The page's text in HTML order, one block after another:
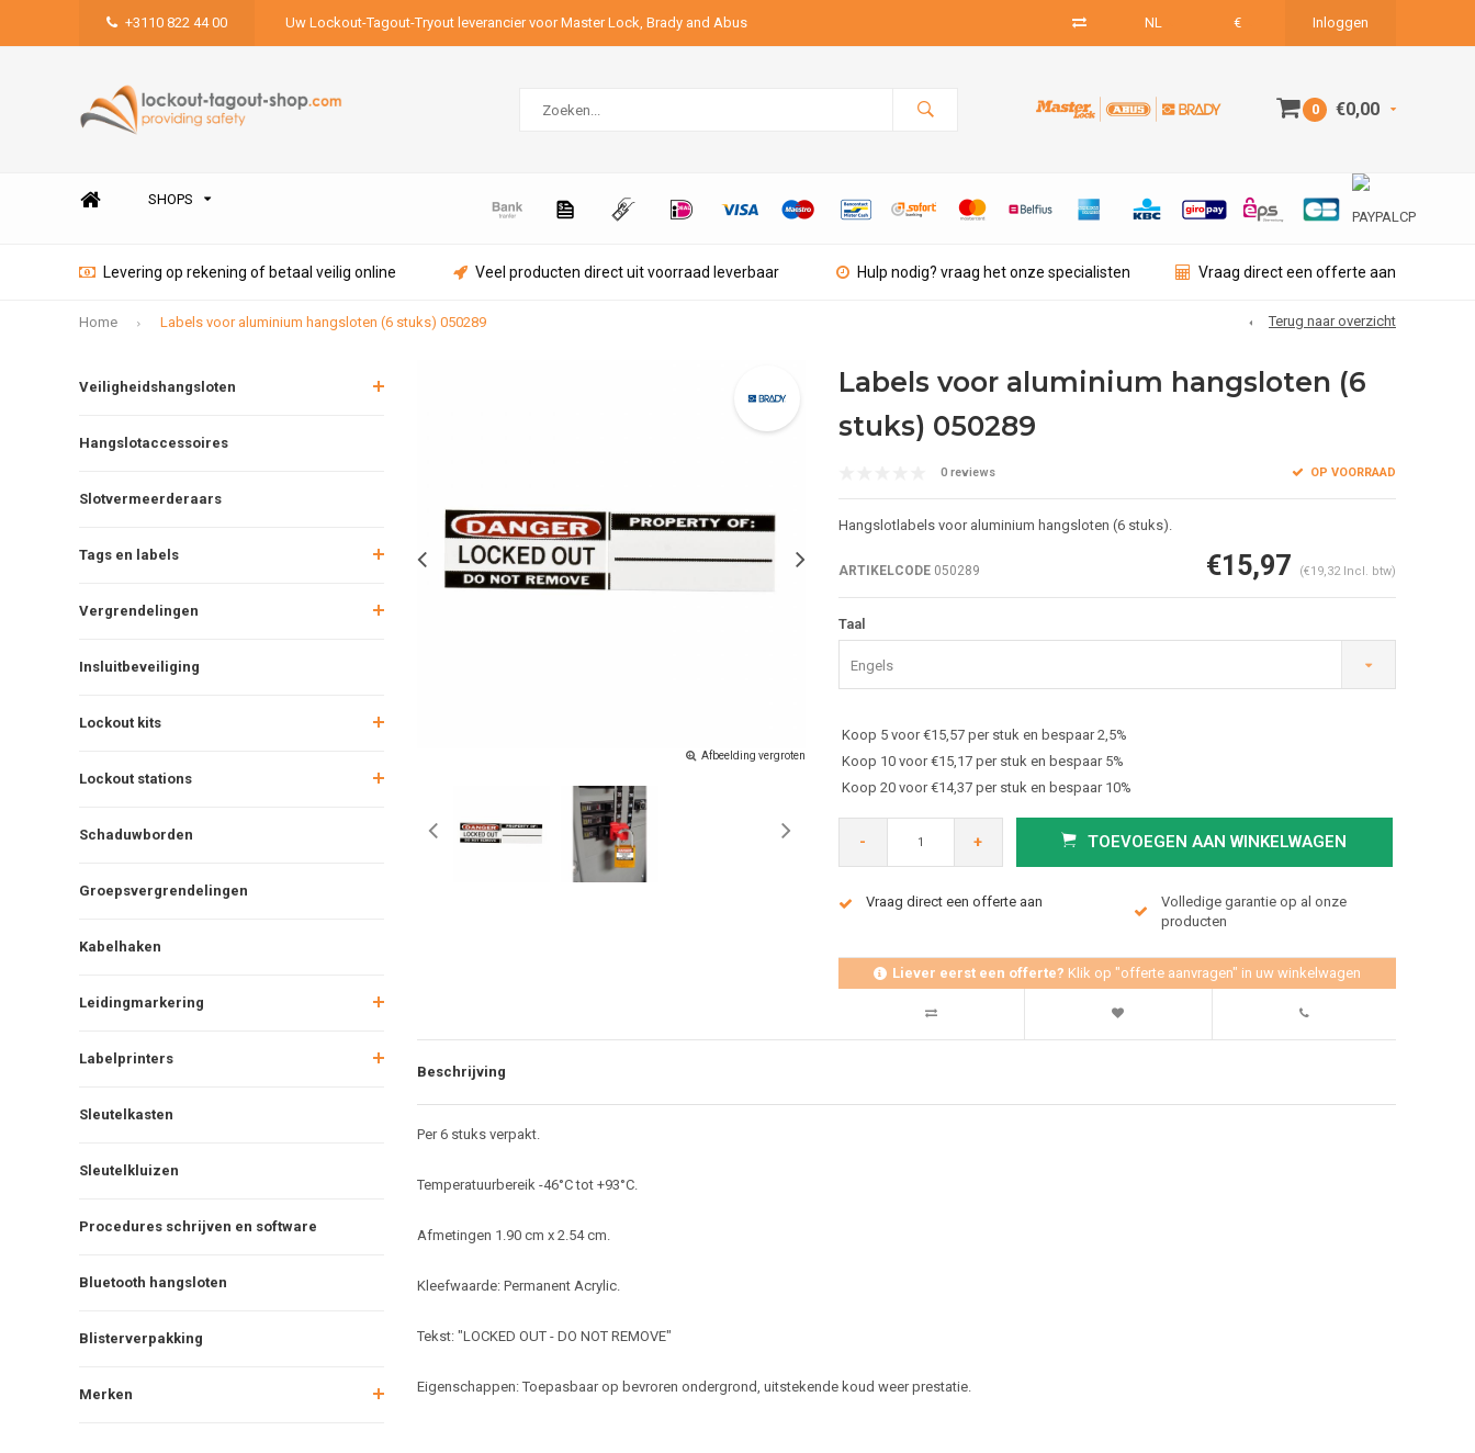
+3110 822 44 00 Uw Lockout-Tagout-Tryout leverancier voor Master Lock, Brady and Abus NL € Inloggen
0 €0,00
SHOPS
Levering op rekening of betaal veilig online Veel producten direct uit voorraad leverbaar Hulp nodig? vraag het onze specialisten Vraag direct een offerte aan
Home Labels voor aluminium hangsloten (6 stuks) 050289 Terug naar overzicht
Veiligheidshangsloten
Hangslotaccessoires
Slotvermeerderaars
Tags en labels
Vergrendelingen
Insluitbeveiliging
Lockout kits
Lockout stations
Schaduwborden
Groepsvergrendelingen
Kabelhaken
Leidingmarkering
Labelprinters
Sleutelkasten
Sleutelkluizen
Procedures schrijven en software
Bluetooth hangsloten
Blisterverpakking
Merken
Afbeelding vergroten Afbeelding vergroten
Labels voor aluminium hangsloten (6
stuks) 050289
0 reviews OP VOORRAAD
Hangslotlabels voor aluminium hangsloten (6 stuks).
ARTIKELCODE050289 €15,97 (€19,32 Incl. btw)
Taal
Engels
Koop 5 voor €15,57 per stuk en bespaar 2,5%
Koop 10 voor €15,17 per stuk en bespaar 5%
Koop 20 voor €14,37 per stuk en bespaar 10%
- + TOEVOEGEN AAN WINKELWAGEN
Vraag direct een offerte aan
Volledige garantie op al onze
producten
Liever eerst een offerte? Klik op "offerte aanvragen" in uw winkelwagen
Beschrijving
Per 6 stuks verpakt.
Temperatuurbereik -46°C tot +93°C.
Afmetingen 1.90 cm x 2.54 cm.
Kleefwaarde: Permanent Acrylic.
Tekst: "LOCKED OUT - DO NOT REMOVE"
Eigenschappen: Toepasbaar op bevroren ondergrond, uitstekende koud weer prestatie.